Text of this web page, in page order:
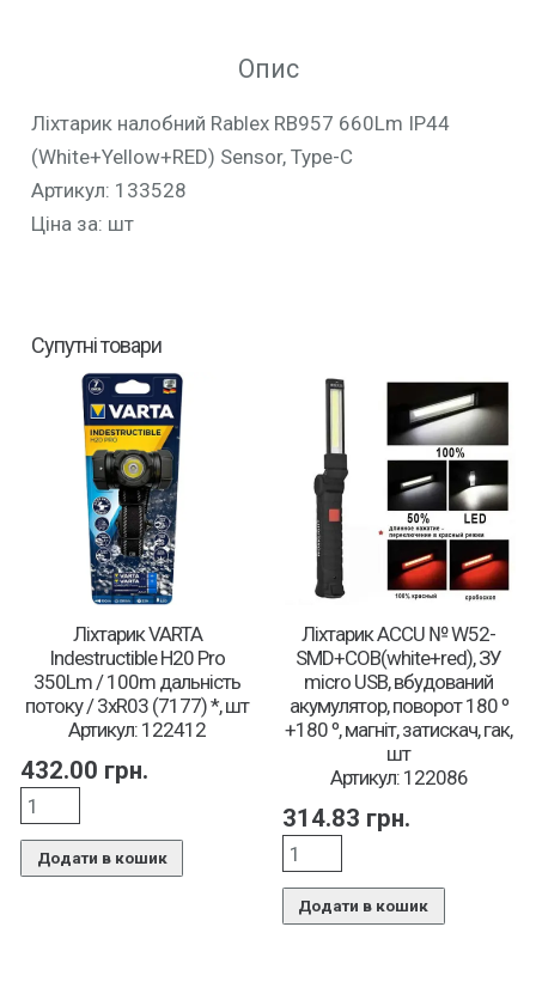
Опис
Ліхтарик налобний Rablex RB957 660Lm IP44
(White+Yellow+RED) Sensor, Type-C
Артикул: 133528
Ціна за: шт
Супутні товари
Ліхтарик VARTA
Indestructible H20 Pro
350Lm / 100m дальність
потоку / 3xR03 (7177) *, шт
Артикул: 122412
432.00 грн.
Додати в кошик
Ліхтарик ACCU № W52-
SMD+COB(white+red), ЗУ
micro USB, вбудований
акумулятор, поворот 180 º
+180 º, магніт, затискач, гак,
шт
Артикул: 122086
314.83 грн.
Додати в кошик